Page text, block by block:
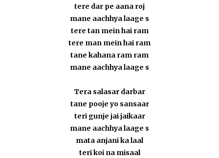
tere dar pe aana roj
mane aachhya laage s
tere tan mein hai ram
tere man mein hai ram
tane kahana ram ram
mane aachhya laage s
Tera salasar darbar
tane pooje yo sansaar
teri gunje jai jaikaar
mane aachhya laage s
mata anjani ka laal
teri koi na misaal